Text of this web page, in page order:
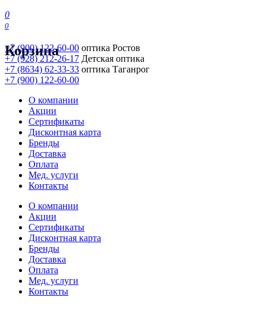
0
0
Корзина
+7 (900) 122-60-00 оптика Ростов
+7 (928) 212-26-17 Детская оптика
+7 (8634) 62-33-33 оптика Таганрог
+7 (900) 122-60-00
О компании
Акции
Сертификаты
Дисконтная карта
Бренды
Доставка
Оплата
Мед. услуги
Контакты
О компании
Акции
Сертификаты
Дисконтная карта
Бренды
Доставка
Оплата
Мед. услуги
Контакты